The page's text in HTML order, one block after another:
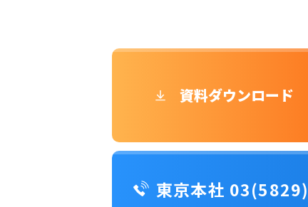
資料ダウンロード
東京本社